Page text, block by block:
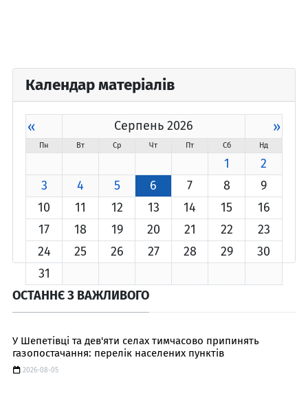
Календар матеріалів
« Серпень 2026 »
Пн Вт Ср Чт Пт Сб Нд
1
2
3
4 5 6 7 8
9
10
11 12 13 14 15
16
17
18 19 20 21 22
23
24
25 26 27 28 29
30
31
ОСТАННЄ З ВАЖЛИВОГО
У Шепетівці та дев'яти селах тимчасово припинять
газопостачання: перелік населених пунктів
2026-08-05